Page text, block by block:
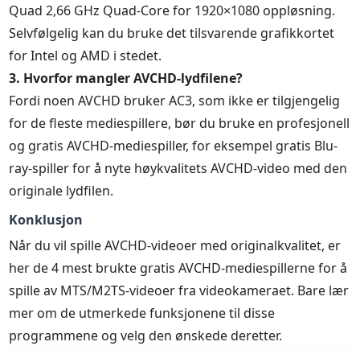
Quad 2,66 GHz Quad-Core for 1920×1080 oppløsning.
Selvfølgelig kan du bruke det tilsvarende grafikkortet
for Intel og AMD i stedet.
3. Hvorfor mangler AVCHD-lydfilene?
Fordi noen AVCHD bruker AC3, som ikke er tilgjengelig
for de fleste mediespillere, bør du bruke en profesjonell
og gratis AVCHD-mediespiller, for eksempel gratis Blu-
ray-spiller for å nyte høykvalitets AVCHD-video med den
originale lydfilen.
Konklusjon
Når du vil spille AVCHD-videoer med originalkvalitet, er
her de 4 mest brukte gratis AVCHD-mediespillerne for å
spille av MTS/M2TS-videoer fra videokameraet. Bare lær
mer om de utmerkede funksjonene til disse
programmene og velg den ønskede deretter.